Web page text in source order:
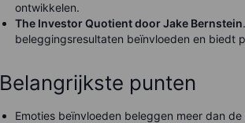
ontwikkelen.
The Investor Quotient door Jake Bernstein
beleggingsresultaten beïnvloeden en biedt
Belangrijkste punten
Emoties beïnvloeden beleggen meer dan